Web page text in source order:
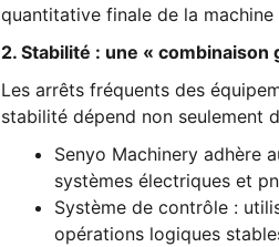
quantitative finale de la machine
2. Stabilité : une «
Les arrêts fréquents des
stabilité dépend non seulement
Senyo Machinery adhère
systèmes électriques et
Système de contrôle :
opérations logiques